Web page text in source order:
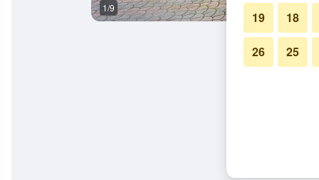
1/9
18
19
25
26